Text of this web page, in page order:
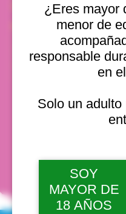
¿Eres mayor
menor de
responsable
en
Solo un
SOY
MAYOR DE
18 AÑOS
Valparaíso, Chile
Otras fechas
mié, 12
mié, 12
mié, 12